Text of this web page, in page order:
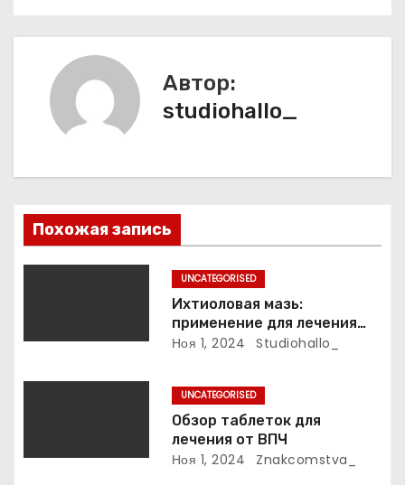
а
п
о
з
п
и
я
Автор:
studiohallo_
Похожая запись
UNCATEGORISED
Ихтиоловая мазь:
применение для лечения
фурункулов
Ноя 1, 2024 Studiohallo_
UNCATEGORISED
Обзор таблеток для
лечения от ВПЧ
Ноя 1, 2024 Znakcomstva_